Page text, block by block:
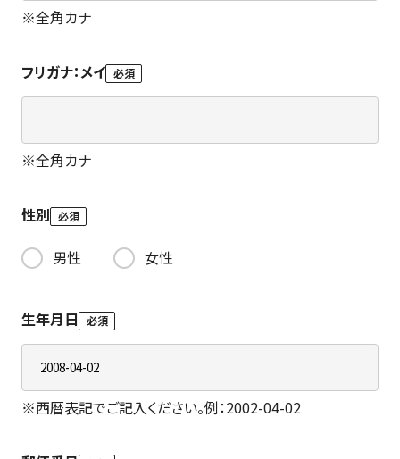
※全角カナ
フリガナ：メイ 必須
※全角カナ
性別 必須
男性 女性
生年月日 必須
※西暦表記でご記入ください。例：2002-04-02